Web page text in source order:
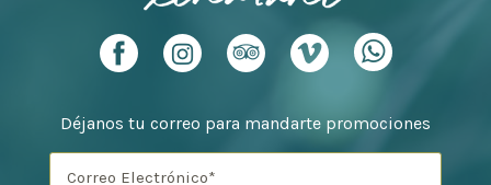
Déjanos tu correo para mandarte promociones